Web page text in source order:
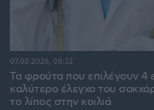
Τα φρούτα που επιλέγουν 4
καλύτερο έλεγχο του
το λίπος στην κοιλιά
07.08.2026, 08:32